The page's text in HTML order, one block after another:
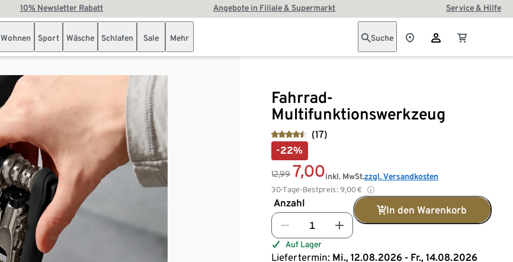
10% Newsletter Rabatt Angebote in Filiale & Supermarkt Service & Hilfe
Wohnen Sport Wäsche Schlafen Sale Mehr Suche
Fahrrad-
Multifunktionswerkzeug
(17)
-22%
12,99 7,00
30-Tage-Bestpreis: 9,00€
inkl. MwSt.zzgl. Versandkosten
Anzahl
In den Warenkorb
Auf Lager
Liefertermin: Mi., 12.08.2026 - Fr., 14.08.2026